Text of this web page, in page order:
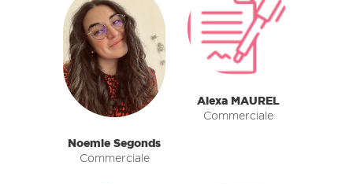
Noemie Segonds
Commerciale
Alexa MAUREL
Commerciale